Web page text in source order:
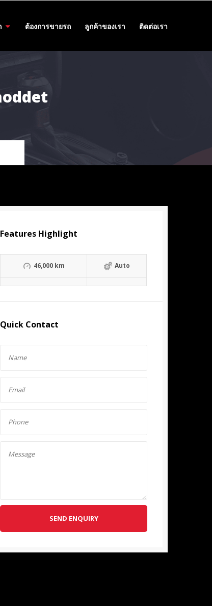
ต้องการขายรถ ลูกค้าของเรา ติดต่อเรา
Features Highlight
46,000 km Auto
Quick Contact
SEND ENQUIRY